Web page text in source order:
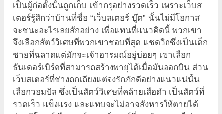
เป็นผู้ก่อตั้งนั้นถูกเก็บ เข้ากรุอย่างรวดเร็ว เพราะเว็บส
เตอร์รู้สึกว่าบ้านที่ชื่อ “เว็บสเตอร์ บู๊ต” นั้นไม่มีโอกาส
จะชนะอะไรเลยสักอย่าง เพื่อแทนที่แนวคิดนี้ พวกเขา
จึงเลือกสัตว์วิเศษที่พวกเขาชอบที่สุด แชดวิกซึ่งเป็นเด็ก
ชายที่ฉลาดแต่มักจะเจ้าอารมณ์อยู่บ่อยๆ เขาเลือก
ธันเดอร์เบิร์ดที่สามารถสร้างพายุได้เมื่อมันออกบิน ส่วน
เว็บสเตอร์ที่ช่างถกเถียงแต่จงรักภักดีอย่างแนวแน่นั้น
เลือกวอมปัส ซึ่งเป็นสัตว์วิเศษที่คล้ายเสือดำ เป็นสัตว์ที่
รวดเร็ว แข็งแรง และแทบจะไม่อาจสังหารให้ตายได้